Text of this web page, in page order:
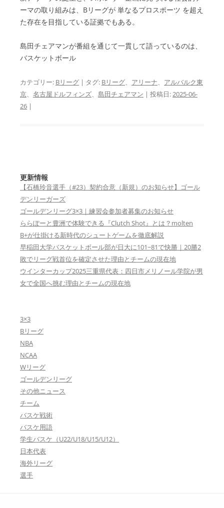
ーマの取り組みは、Bリーグが 単なるプロスポーツ を超え
た存在を目指している証拠でもある。
島田チェアマンが番組を通じて一貫して語っているのは、
バスケットボール
カテゴリー: Bリーグ | タグ: Bリーグ、 アリーナ、 アルバルク東
京、 名古屋ドルフィンズ、 島田チェアマン | 投稿日:2025-06-
26 |
更新情報
【石橋玲音選手（#23）契約合意（新規）のお知らせ】ゴール
デンリーガーズ
ゴールデンリーグ3×3｜練習会参加者募集のお知らせ
ららぽーと豊洲で体験できる『Clutch Shot』とは？molten
B+が仕掛ける新時代のシュートゲームを徹底解説
早稲田大学バスケットボール部が日大に101−81で快勝｜20勝2
敗でリーグ戦首位を確定させた理由とチームの現在地
ウインターカップ2025三重県代表：四日市メリノール学院が男
女で全国へ挑む理由とチームの現在地
3×3
Bリーグ
NBA
NCAA
Wリーグ
ゴールデンリーグ
その他ニュース
チーム
バスケ戦術
バスケ用語
学生バスケ（U22/U18/U15/U12）
日本代表
海外リーグ
選手